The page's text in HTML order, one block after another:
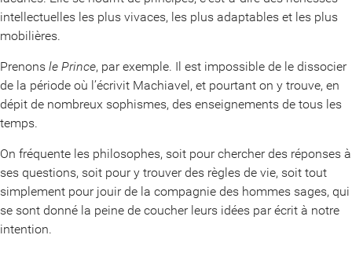
intellectuelles les plus vivaces, les plus adaptables et les plus
mobilières.
Prenons le Prince, par exemple. Il est impossible de le dissocier
de la période où l’écrivit Machiavel, et pourtant on y trouve, en
dépit de nombreux sophismes, des enseignements de tous les
temps.
On fréquente les philosophes, soit pour chercher des réponses à
ses questions, soit pour y trouver des règles de vie, soit tout
simplement pour jouir de la compagnie des hommes sages, qui
se sont donné la peine de coucher leurs idées par écrit à notre
intention.